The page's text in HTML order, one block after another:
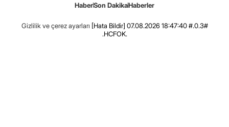
HaberSon DakikaHaberler
Gizlilik ve çerez ayarları [Hata Bildir] 07.08.2026 18:47:40 #.0.3#
.HCFOK.